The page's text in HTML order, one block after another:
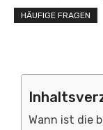
HÄUFIGE FRAGEN
Wann ist die